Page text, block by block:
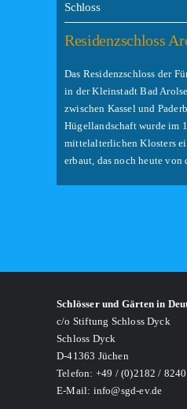
Schloss
Residenzschloss
Das Residenzschloss der
in der Kleinstadt Bad
zwischen Kassel und
Hügellandschaft wurde im
mittelalterlichen Klosters
erbaut, das noch heute
Schlösser und Gärten in
c/o Stiftung Schloss Dyck
Schloss Dyck
D-41363 Jüchen
Telefon: +49 / (0)2182 / 8240
E-Mail: info@sgd-ev.de